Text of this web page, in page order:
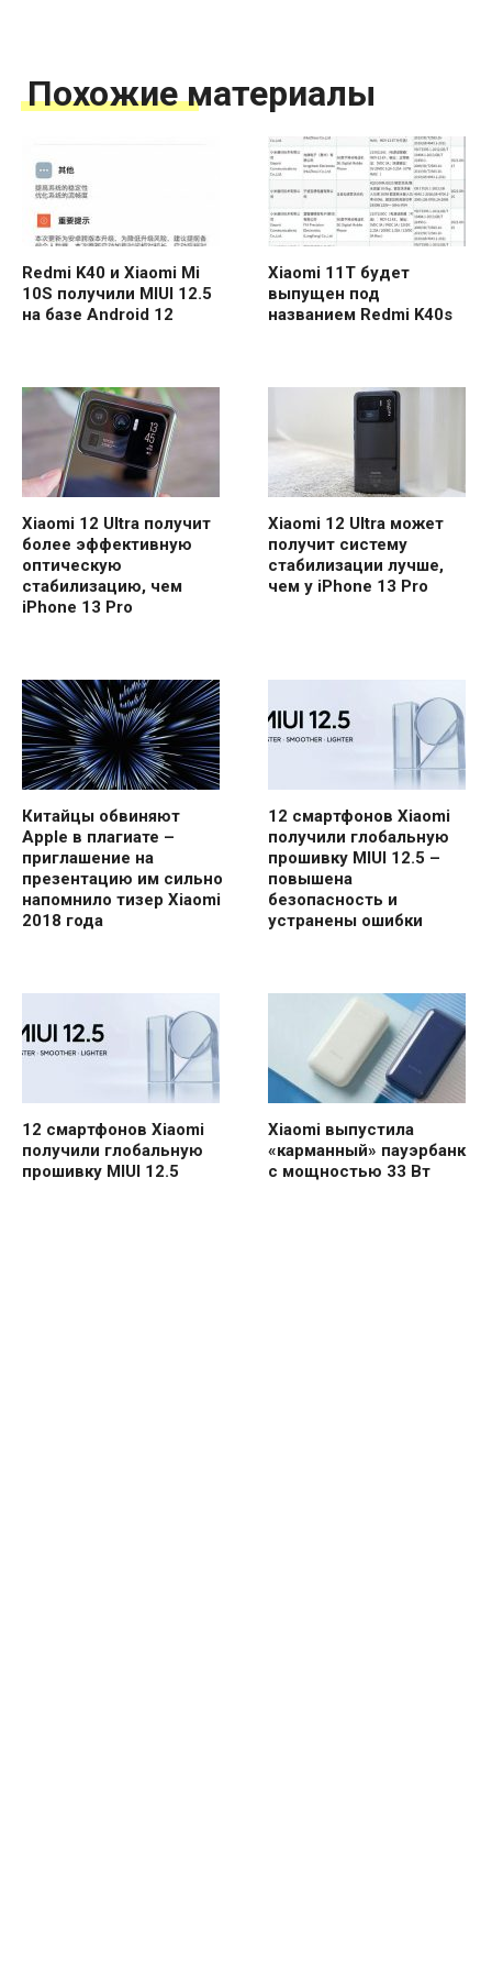
Похожие материалы
Redmi K40 и Xiaomi Mi
10S получили MIUI 12.5
на базе Android 12
Xiaomi 11T будет
выпущен под
названием Redmi K40s
Xiaomi 12 Ultra получит
более эффективную
оптическую
стабилизацию, чем
iPhone 13 Pro
Xiaomi 12 Ultra может
получит систему
стабилизации лучше,
чем у iPhone 13 Pro
Китайцы обвиняют
Apple в плагиате –
приглашение на
презентацию им сильно
напомнило тизер Xiaomi
2018 года
12 смартфонов Xiaomi
получили глобальную
прошивку MIUI 12.5 –
повышена
безопасность и
устранены ошибки
12 смартфонов Xiaomi
получили глобальную
прошивку MIUI 12.5
Xiaomi выпустила
«карманный» пауэрбанк
с мощностью 33 Вт